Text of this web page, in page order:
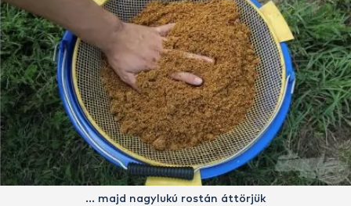
… majd nagylukú rostán áttörjük